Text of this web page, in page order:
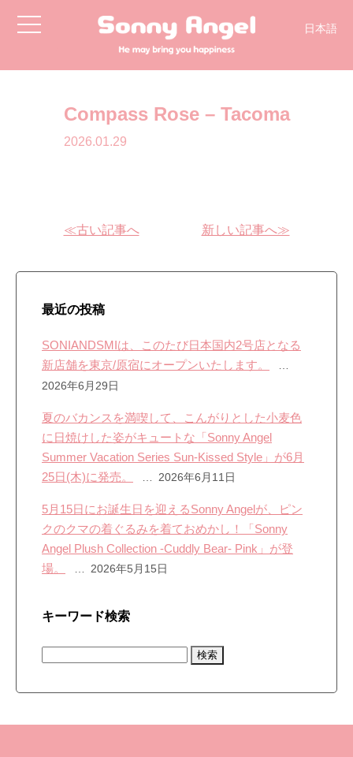
toggle
navigation
日本語
Compass Rose – Tacoma
2026.01.29
≪古い記事へ 新しい記事へ≫
最近の投稿
SONIANDSMIは、このたび日本国内2号店となる
新店舗を東京/原宿にオープンいたします。
2026年6月29日
夏のバカンスを満喫して、こんがりとした小麦色
に日焼けした姿がキュートな「Sonny Angel
Summer Vacation Series Sun-Kissed Style」が6月
25日(木)に発売。
2026年6月11日
5月15日にお誕生日を迎えるSonny Angelが、ピン
クのクマの着ぐるみを着ておめかし！「Sonny
Angel Plush Collection -Cuddly Bear- Pink」が登
場。
2026年5月15日
キーワード検索